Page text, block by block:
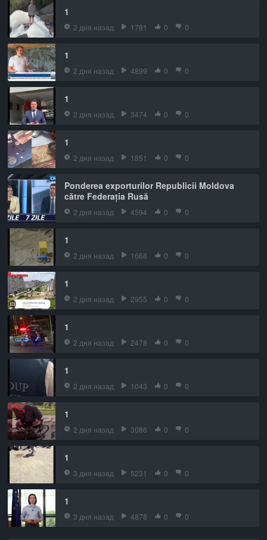
1
2 дня назад 1781 0 0
1
2 дня назад 4899 0 0
1
2 дня назад 3474 0 0
1
2 дня назад 1851 0 0
Ponderea exporturilor Republicii Moldova
către Federația Rusă
2 дня назад 4594 0 0
1
2 дня назад 1668 0 0
1
2 дня назад 2955 0 0
1
2 дня назад 2478 0 0
1
2 дня назад 1043 0 0
1
2 дня назад 3086 0 0
1
3 дня назад 5231 0 0
1
3 дня назад 4878 0 0